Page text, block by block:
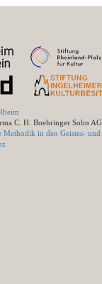
C. H. Boehringer Sohn
Methodik in den Geistes-